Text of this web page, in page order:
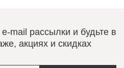
mail рассылки и будьте в
акциях и скидках